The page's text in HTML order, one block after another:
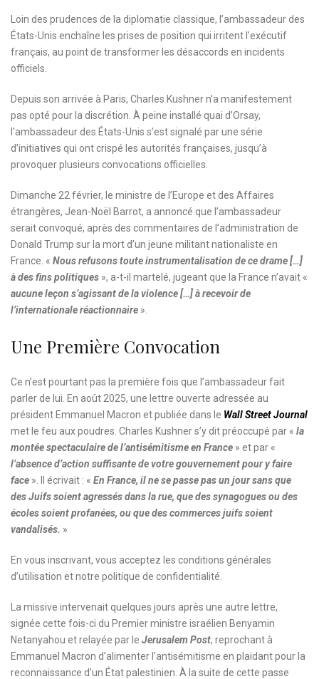
Loin des prudences de la diplomatie classique, l’ambassadeur des
États-Unis enchaîne les prises de position qui irritent l’exécutif
français, au point de transformer les désaccords en incidents
officiels.
Depuis son arrivée à Paris, Charles Kushner n’a manifestement
pas opté pour la discrétion. À peine installé quai d’Orsay,
l’ambassadeur des États-Unis s’est signalé par une série
d’initiatives qui ont crispé les autorités françaises, jusqu’à
provoquer plusieurs convocations officielles.
Dimanche 22 février, le ministre de l’Europe et des Affaires
étrangères, Jean-Noël Barrot, a annoncé que l’ambassadeur
serait convoqué, après des commentaires de l’administration de
Donald Trump sur la mort d’un jeune militant nationaliste en
France. « Nous refusons toute instrumentalisation de ce drame […]
à des fins politiques », a-t-il martelé, jugeant que la France n’avait «
aucune leçon s’agissant de la violence […] à recevoir de
l’internationale réactionnaire ».
Une Première Convocation
Ce n’est pourtant pas la première fois que l’ambassadeur fait
parler de lui. En août 2025, une lettre ouverte adressée au
président Emmanuel Macron et publiée dans le Wall Street Journal
met le feu aux poudres. Charles Kushner s’y dit préoccupé par « la
montée spectaculaire de l’antisémitisme en France » et par «
l’absence d’action suffisante de votre gouvernement pour y faire
face ». Il écrivait : « En France, il ne se passe pas un jour sans que
des Juifs soient agressés dans la rue, que des synagogues ou des
écoles soient profanées, ou que des commerces juifs soient
vandalisés. »
En vous inscrivant, vous acceptez les conditions générales
d’utilisation et notre politique de confidentialité.
La missive intervenait quelques jours après une autre lettre,
signée cette fois-ci du Premier ministre israélien Benyamin
Netanyahou et relayée par le Jerusalem Post, reprochant à
Emmanuel Macron d’alimenter l’antisémitisme en plaidant pour la
reconnaissance d’un État palestinien. À la suite de cette passe